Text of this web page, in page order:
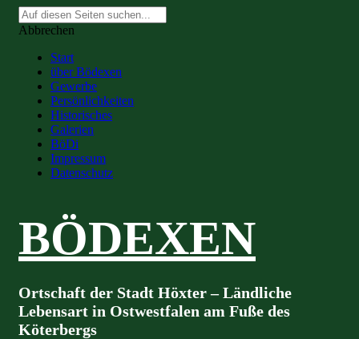
Suche
nach:
Abbrechen
Start
über Bödexen
Gewerbe
Persönlichkeiten
Historisches
Galerien
BöDi
Impressum
Datenschutz
BÖDEXEN
Ortschaft der Stadt Höxter – Ländliche
Lebensart in Ostwestfalen am Fuße des
Köterbergs